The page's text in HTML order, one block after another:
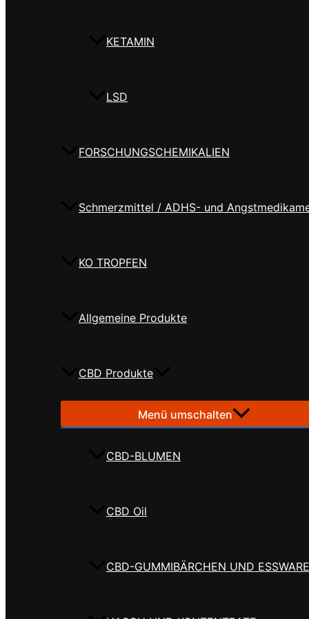
KETAMIN
LSD
FORSCHUNGSCHEMIKALIEN
Schmerzmittel / ADHS- und
KO TROPFEN
Allgemeine Produkte
CBD Produkte
Menü umschalten
CBD-BLUMEN
CBD Oil
CBD-GUMMIBÄRCHEN UND